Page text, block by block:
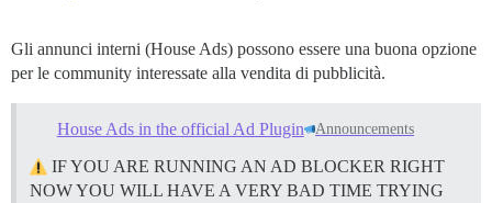
Gli annunci interni (House Ads) possono essere una buona opzione
per le community interessate alla vendita di pubblicità.
House Ads in the official Ad Plugin Announcements
IF YOU ARE RUNNING AN AD BLOCKER RIGHT
NOW YOU WILL HAVE A VERY BAD TIME TRYING